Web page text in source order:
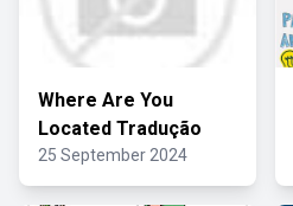
Where Are You
Located Tradução
25 September 2024